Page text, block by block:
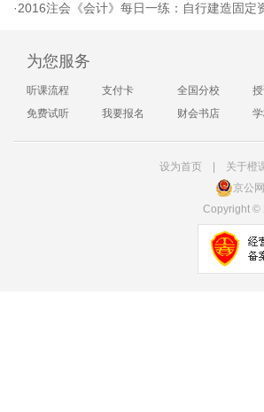
·2016注会《会计》每日一练：自行建造固定资产（
为您服务
听课流程 支付卡 全国分校
免费试听
我要报名 财会书店
设为首页| 关于橙
京公
Copyright ©